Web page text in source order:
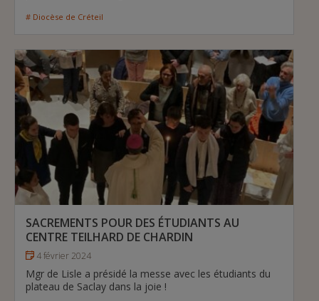
# Diocèse de Créteil
SACREMENTS POUR DES ÉTUDIANTS AU
CENTRE TEILHARD DE CHARDIN
4 février 2024
Mgr de Lisle a présidé la messe avec les étudiants du
plateau de Saclay dans la joie !